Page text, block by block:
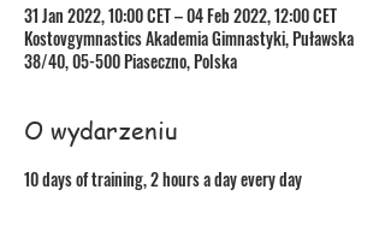
31 Jan 2022, 10:00 CET – 04 Feb 2022, 12:00 CET
Kostovgymnastics Akademia Gimnastyki, Puławska
38/40, 05-500 Piaseczno, Polska
O wydarzeniu
10 days of training, 2 hours a day every day